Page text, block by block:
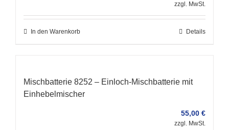
zzgl. MwSt.
In den Warenkorb Details
Mischbatterie 8252 – Einloch-Mischbatterie mit
Einhebelmischer
55,00 €
zzgl. MwSt.